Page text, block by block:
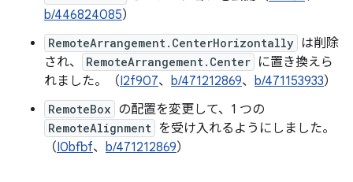
b/446824085）
RemoteArrangement.CenterHorizontally は削除
され、
RemoteArrangement.Center に置き換えら
れました。（I2f907、 b/471212869、 b/471153933）
RemoteBox の配置を変更して、1 つの
RemoteAlignment を受け入れるようにしました。
（I0bfbf、 b/471212869）